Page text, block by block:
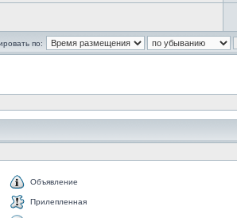
по:
Объявление
Прилепленная